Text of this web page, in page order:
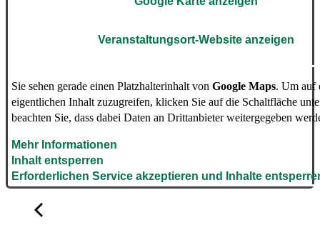
Veranstaltungsort-Website anzeigen
Sie sehen gerade einen Platzhalterinhalt von Google Maps. Um auf
eigentlichen Inhalt zuzugreifen, klicken Sie auf die Schaltfläche
beachten Sie, dass dabei Daten an Drittanbieter weitergegeben
Mehr Informationen
Inhalt entsperren
Erforderlichen Service akzeptieren und Inhalte